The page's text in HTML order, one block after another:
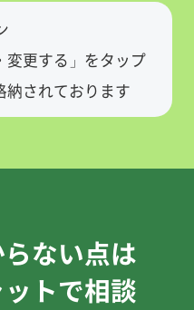
変更する」をタップ
納されております
ない点は
トで相談